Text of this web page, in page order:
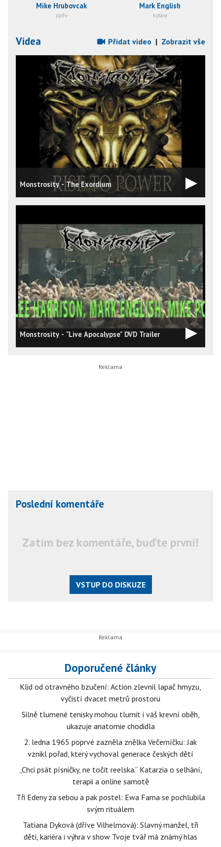
Mike Hrubovcak
zpěv
Mark English
kytara
Videa Přidat video | Zobrazit vše
Monstrosity - The Exordium
Monstrosity - "Live Apocalypse" DVD Trailer
Poslední komentáře
Zatím bez komentáře, buďte první!
VSTUP DO DISKUZE
Doporučené články
Klid od otravného bzučení: Action zlevnil lapač hmyzu,
vyčistí dvacet metrů prostoru
Silně tlumené tenisky mohou tlumit i váš krevní oběh,
ukazuje anatomie chodidla
2. ledna 1965 poprvé zazněla znělka Večerníčku: Jak
vznikl pořad, který vychoval generace českých dětí
„Chci psát písničky, ne točit reelska.“ Katarzia o selhání,
terapii a online samotě
Tři Edeny za sebou a pak postel: Ewa Farna se pochlubila
svým rituálem
Tatiana Dyková (dříve Vilhelmová): Slavný manžel, tři
děti, kariéra i výhra v show Tvoje tvář má známý hlas